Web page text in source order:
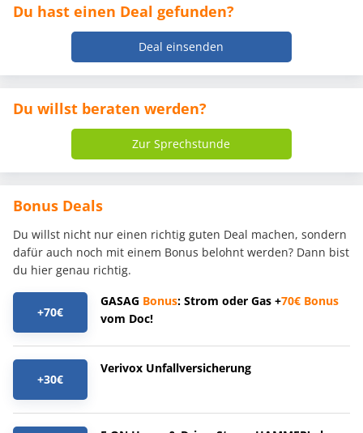
Du hast einen Deal gefunden?
Deal einsenden
Du willst beraten werden?
Zur Sprechstunde
Bonus Deals
Du willst nicht nur einen richtig guten Deal machen, sondern
dafür auch noch mit einem Bonus belohnt werden? Dann bist
du hier genau richtig.
+70€
GASAG Bonus: Strom oder Gas +70€ Bonus
vom Doc!
+30€
Verivox Unfallversicherung